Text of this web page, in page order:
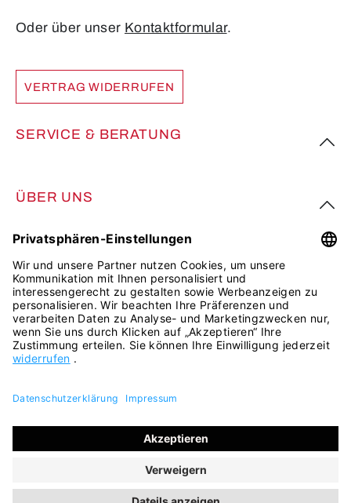
Oder über unser Kontaktformular.
VERTRAG WIDERRUFEN
SERVICE & BERATUNG
ÜBER UNS
FOLGE UNS
und ggf. Nachnahmegebühren, wenn nicht anders
angegeben.